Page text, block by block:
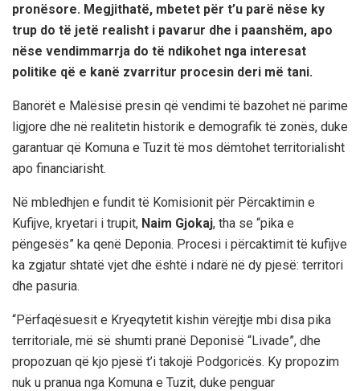
pronësore. Megjithatë, mbetet për t’u parë nëse ky
trup do të jetë realisht i pavarur dhe i paanshëm, apo
nëse vendimmarrja do të ndikohet nga interesat
politike që e kanë zvarritur procesin deri më tani.
Banorët e Malësisë presin që vendimi të bazohet në parime
ligjore dhe në realitetin historik e demografik të zonës, duke
garantuar që Komuna e Tuzit të mos dëmtohet territorialisht
apo financiarisht.
Në mbledhjen e fundit të Komisionit për Përcaktimin e
Kufijve, kryetari i trupit, Naim Gjokaj, tha se “pika e
pëngesës” ka qenë Deponia. Procesi i përcaktimit të kufijve
ka zgjatur shtatë vjet dhe është i ndarë në dy pjesë: territori
dhe pasuria.
“Përfaqësuesit e Kryeqytetit kishin vërejtje mbi disa pika
territoriale, më së shumti pranë Deponisë “Livade”, dhe
propozuan që kjo pjesë t’i takojë Podgoricës. Ky propozim
nuk u pranua nga Komuna e Tuzit, duke penguar